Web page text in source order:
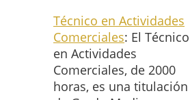
Técnico en Actividades
Comerciales: El Técnico
en Actividades
Comerciales, de 2000
horas, es una titulación